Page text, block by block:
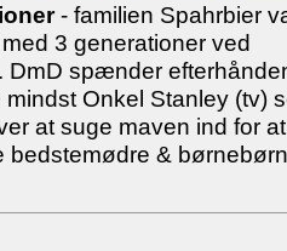
- familien Spahrbier
3 generationer ved
DmD spænder
mindst Onkel Stanley (tv)
at suge maven ind for at
bedstemødre &